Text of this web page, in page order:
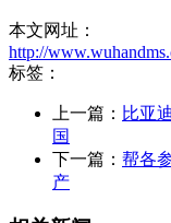
本文网址：
http://
标签：
上一篇： 比亚
国
下一篇： 帮各
产